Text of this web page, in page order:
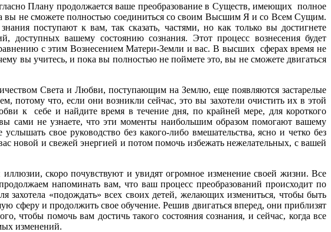
Плану продолжается ваше преобразование в Существ, имеющих полное
вы не сможете полностью соединиться со своим Высшим Я и со Всем Сущим.
поступают к вам, так сказать, частями, но как только вы достигнете
доступных вашему состоянию сознания. Этот процесс вознесения будет
с этим Вознесением Матери-Земли и вас. В высших сферах время не
вы учитесь, и пока вы полностью не поймете это, вы не сможете двигаться
Света и Любви, поступающим на Землю, еще появляются застарелые
что, если они возникли сейчас, это вы захотели очистить их в этой
к себе и найдите время в течение дня, по крайней мере, для короткого
сами не узнаете, что эти моменты наибольшим образом помогают вашему
свое руководство без какого-либо вмешательства, ясно и четко без
новой и свежей энергией и потом помочь избежать нежелательных, с вашей
скоро почувствуют и увидят огромное изменение своей жизни. Все
напоминать вам, что ваш процесс преобразований происходит по
захотела «подождать» всех своих детей, желающих измениться, чтобы быть
сферу и продолжить свое обучение. Решив двигаться вперед, они приблизят
помочь вам достичь такого состояния сознания, и сейчас, когда все
изменений.